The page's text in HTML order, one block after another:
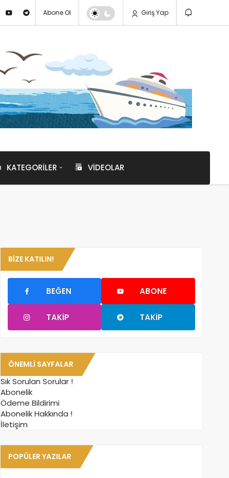
Abone Ol Giriş Yap
KATEGORILER VIDEOLAR
BIZE KATILIN!
BEĞEN ABONE
TAKIP TAKIP
ÖNEMLI SAYFALAR
Sık Sorulan Sorular !
Abonelik
Ödeme Bildirimi
Abonelik Hakkında !
İletişim
POPÜLER YAZILAR